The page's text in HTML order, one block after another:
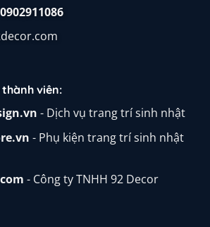
0902911086
viên:
- Dịch vụ trang trí sinh nhật
- Phụ kiện trang trí sinh nhật
- Công ty TNHH 92 Decor